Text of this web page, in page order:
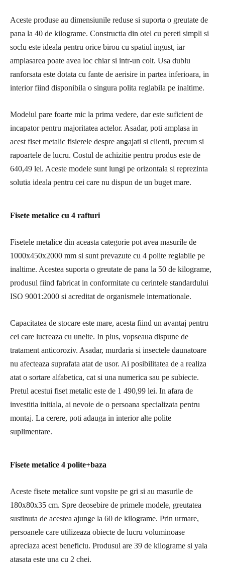
Aceste produse au dimensiunile reduse si suporta o greutate de
pana la 40 de kilograme. Constructia din otel cu pereti simpli si
soclu este ideala pentru orice birou cu spatiul ingust, iar
amplasarea poate avea loc chiar si intr-un colt. Usa dublu
ranforsata este dotata cu fante de aerisire in partea inferioara, in
interior fiind disponibila o singura polita reglabila pe inaltime.
Modelul pare foarte mic la prima vedere, dar este suficient de
incapator pentru majoritatea actelor. Asadar, poti amplasa in
acest fiset metalic fisierele despre angajati si clienti, precum si
rapoartele de lucru. Costul de achizitie pentru produs este de
640,49 lei. Aceste modele sunt lungi pe orizontala si reprezinta
solutia ideala pentru cei care nu dispun de un buget mare.
Fisete metalice cu 4 rafturi
Fisetele metalice din aceasta categorie pot avea masurile de
1000x450x2000 mm si sunt prevazute cu 4 polite reglabile pe
inaltime. Acestea suporta o greutate de pana la 50 de kilograme,
produsul fiind fabricat in conformitate cu cerintele standardului
ISO 9001:2000 si acreditat de organismele internationale.
Capacitatea de stocare este mare, acesta fiind un avantaj pentru
cei care lucreaza cu unelte. In plus, vopseaua dispune de
tratament anticoroziv. Asadar, murdaria si insectele daunatoare
nu afecteaza suprafata atat de usor. Ai posibilitatea de a realiza
atat o sortare alfabetica, cat si una numerica sau pe subiecte.
Pretul acestui fiset metalic este de 1 490,99 lei. In afara de
investitia initiala, ai nevoie de o persoana specializata pentru
montaj. La cerere, poti adauga in interior alte polite
suplimentare.
Fisete metalice 4 polite+baza
Aceste fisete metalice sunt vopsite pe gri si au masurile de
180x80x35 cm. Spre deosebire de primele modele, greutatea
sustinuta de acestea ajunge la 60 de kilograme. Prin urmare,
persoanele care utilizeaza obiecte de lucru voluminoase
apreciaza acest beneficiu. Produsul are 39 de kilograme si yala
atasata este una cu 2 chei.